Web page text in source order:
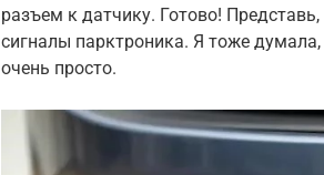
разъем к датчику. Готово!
сигналы парктроника. Я тоже
очень просто.